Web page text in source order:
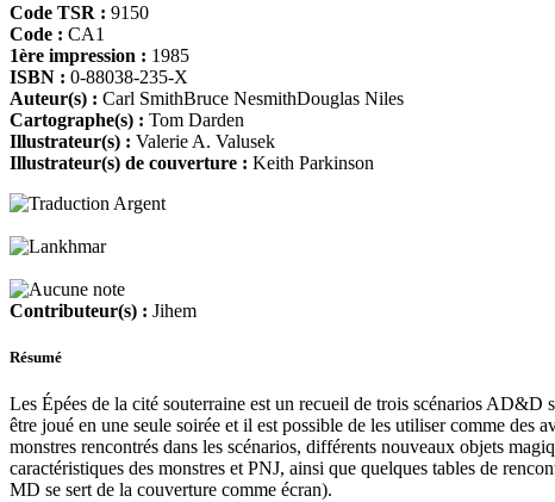
Code TSR : 9150
Code : CA1
1ère impression : 1985
ISBN : 0-88038-235-X
Auteur(s) : Carl SmithBruce NesmithDouglas Niles
Cartographe(s) : Tom Darden
Illustrateur(s) : Valerie A. Valusek
Illustrateur(s) de couverture : Keith Parkinson
Contributeur(s) : Jihem
Résumé
Les Épées de la cité souterraine est un recueil de trois scénarios AD&D
être joué en une seule soirée et il est possible de les utiliser comme des
monstres rencontrés dans les scénarios, différents nouveaux objets
caractéristiques des monstres et PNJ, ainsi que quelques tables de
MD se sert de la couverture comme écran).